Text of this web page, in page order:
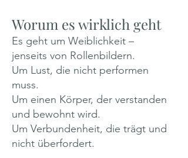
Worum es wirklich geht
Es geht um Weiblichkeit –
jenseits von Rollenbildern.
Um Lust, die nicht performen
muss.
Um einen Körper, der verstanden
und bewohnt wird.
Um Verbundenheit, die trägt und
nicht überfordert.